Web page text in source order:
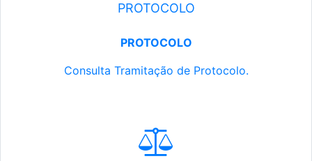
PROTOCOLO
PROTOCOLO
Consulta Tramitação de Protocolo.